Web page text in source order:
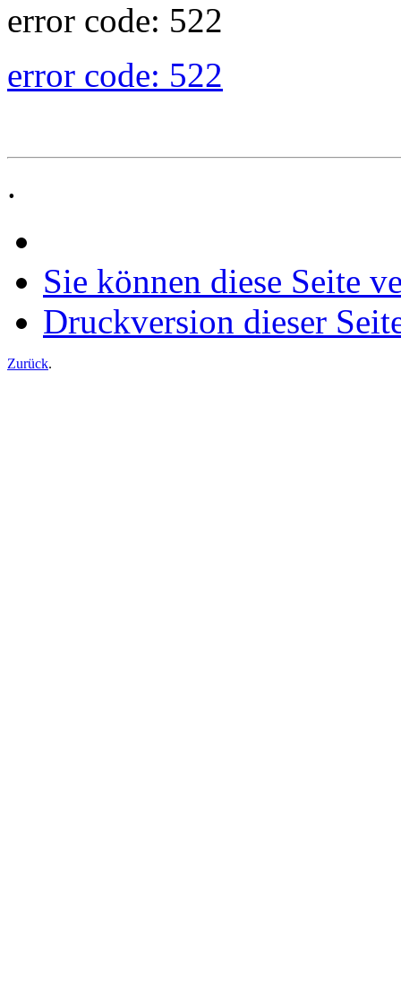
error code: 522
error code: 522
.
Sie können diese Seite
Druckversion dieser
Zurück.